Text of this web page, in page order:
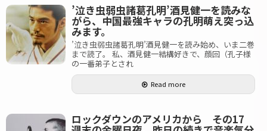
’泣き虫弱虫諸葛孔明’酒見健一を読みな
がら、中国最強キャラの孔明萌え突っ込
みます。
’泣き虫弱虫諸葛孔明’酒見健一を読み始め、いま二巻
まで読了。 私、酒見健一結構好きで、顔回（孔子様
の一番弟子とされ
Read more
ロックダウンのアメリカから その17